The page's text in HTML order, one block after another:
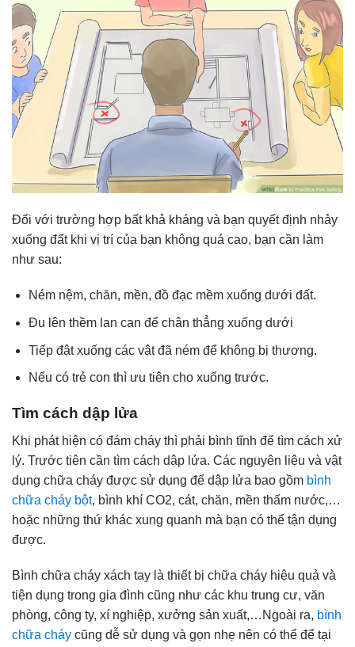
Đối với trường hợp bất khả kháng và bạn quyết định nhảy
xuống đất khi vị trí của bạn không quá cao, bạn cần làm
như sau:
Ném nệm, chăn, mền, đồ đạc mềm xuống dưới đất.
Đu lên thềm lan can để chân thẳng xuống dưới
Tiếp đật xuống các vật đã ném để không bị thương.
Nếu có trẻ con thì ưu tiên cho xuống trước.
Tìm cách dập lửa
Khi phát hiện có đám cháy thì phải bình tĩnh để tìm cách xử
lý. Trước tiên cần tìm cách dập lửa. Các nguyên liệu và vật
dụng chữa cháy được sử dụng để dập lửa bao gồm bình
chữa cháy bột, bình khí CO2, cát, chăn, mền thấm nước,…
hoặc những thứ khác xung quanh mà bạn có thể tận dụng
được.
Bình chữa cháy xách tay là thiết bị chữa cháy hiệu quả và
tiện dụng trong gia đình cũng như các khu trung cư, văn
phòng, công ty, xí nghiệp, xưởng sản xuất,…Ngoài ra, bình
chữa cháy cũng dễ sử dụng và gọn nhẹ nên có thể để tại